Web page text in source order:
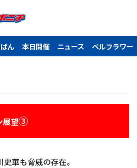
ん 本日開催 ニュース ベルフラワー
展望③
華も脅威の存在。